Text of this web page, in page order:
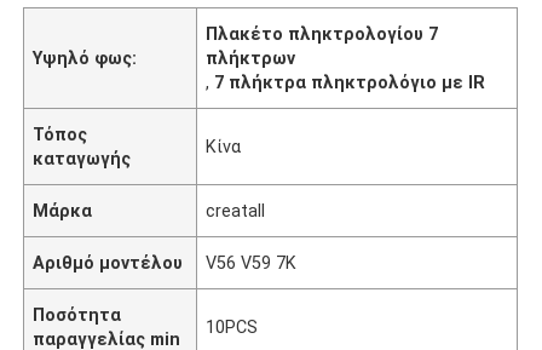
Υψηλό φως:
Πλακέτο πληκτρολογίου 7
πλήκτρων
, 7 πλήκτρα πληκτρολόγιο με IR
Τόπος
καταγωγής
Κίνα
Μάρκα creatall
Αριθμό μοντέλου V56 V59 7K
Ποσότητα
παραγγελίας min
10PCS